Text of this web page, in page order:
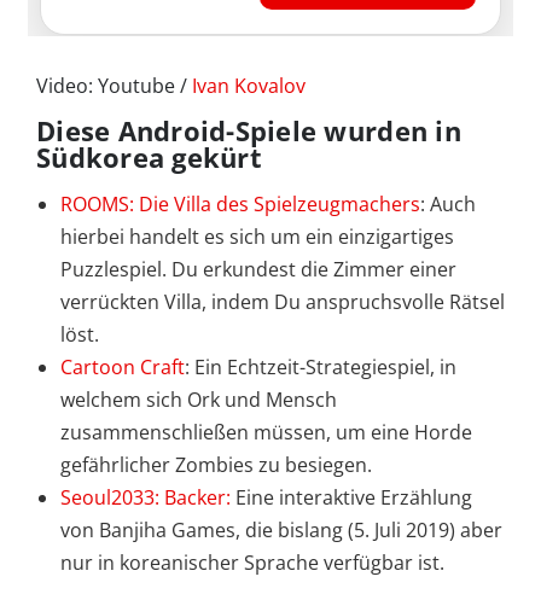
Video: Youtube / Ivan Kovalov
Diese Android-Spiele wurden in
Südkorea gekürt
ROOMS: Die Villa des Spielzeugmachers: Auch
hierbei handelt es sich um ein einzigartiges
Puzzlespiel. Du erkundest die Zimmer einer
verrückten Villa, indem Du anspruchsvolle Rätsel
löst.
Cartoon Craft: Ein Echtzeit-Strategiespiel, in
welchem sich Ork und Mensch
zusammenschließen müssen, um eine Horde
gefährlicher Zombies zu besiegen.
Seoul2033: Backer: Eine interaktive Erzählung
von Banjiha Games, die bislang (5. Juli 2019) aber
nur in koreanischer Sprache verfügbar ist.